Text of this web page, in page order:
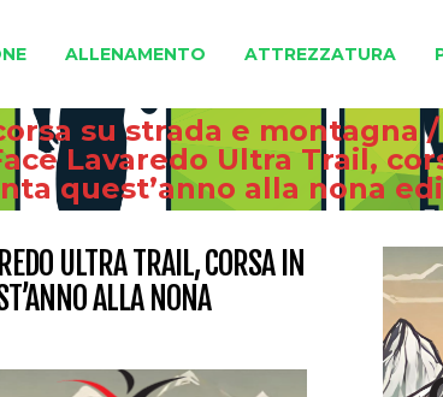
ALLENAMENTO ATTREZZATURA
su strada e montagna /
Lavaredo Ultra Trail,
quest’anno alla nona
ULTRA TRAIL, CORSA IN
ALLA NONA